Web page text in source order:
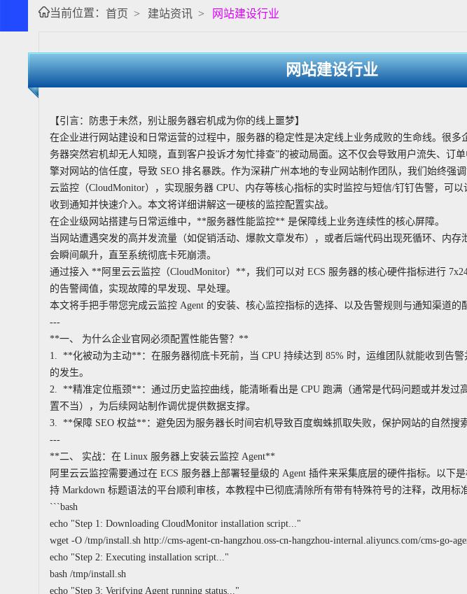
当前位置： 首页 > 建站资讯 > 网站建设行业
网站建设行业
【引言：防患于未然，别让服务器宕机成为你的线上噩梦】
在企业进行网站建设和日常运营的过程中，服务器的稳定性是决定线上业务成败的生命线。很多
务器突然宕机却无人知晓，直到客户投诉才匆忙排查”的被动局面。这不仅会导致用户流失、订
擎对网站的信任度，导致 SEO 排名暴跌。作为深耕广州本地的专业网站制作团队，我们始终强
云监控（CloudMonitor），实现服务器 CPU、内存等核心指标的实时监控与短信/钉钉告警，可
收到通知并快速介入。本文将详细讲解这一硬核的监控配置实战。
在企业级网站搭建与日常运维中，**服务器性能监控** 是保障线上业务连续性的核心屏障。
当网站遭遇突发的高并发流量（如促销活动、爆款文章发布），或者后端代码出现死循环、内存
会瞬间飙升，直至系统彻底卡死崩溃。
通过接入 **阿里云云监控（CloudMonitor）**，我们可以对 ECS 服务器的核心硬件指标进行
的告警阈值，实现故障的早发现、早处理。
本文将手把手带您完成云监控 Agent 的安装、核心监控指标的选择、以及告警规则与通知渠道的
---
**一、 为什么企业官网必须配置性能告警？**
1. **化被动为主动**：在服务器彻底卡死前，当 CPU 持续达到 85% 时，运维团队就能收到告
的发生。
2. **精准定位瓶颈**：通过历史监控曲线，能清晰看出是 CPU 跑满（通常是代码问题或并发过
置不当），为后续网站制作调优提供数据支撑。
3. **保障 SEO 权益**：避免因为服务器长时间宕机导致百度蜘蛛抓取失败，保护网站的自然搜索
---
**二、 实战：在 Linux 服务器上安装云监控 Agent**
阿里云云监控需要通过在 ECS 服务器上部署轻量级的 Agent 插件来采集底层的硬件指标。以下
持 Markdown 标题语法的平台顺利审核，本教程中已彻底清除所有带有特殊符号的注释，改用标
```bash
echo "Step 1: Downloading CloudMonitor installation script..."
wget -O /tmp/install.sh http://cms-agent-cn-hangzhou.oss-cn-hangzhou-internal.aliyuncs.com/cms-go-
echo "Step 2: Executing installation script..."
bash /tmp/install.sh
echo "Step 3: Verifying Agent running status..."